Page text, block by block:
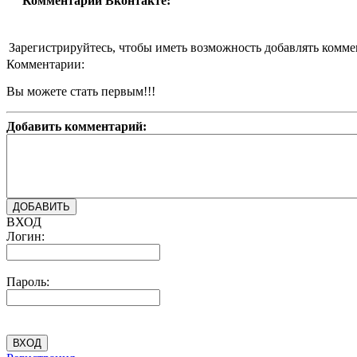
Зарегистрируйтесь, чтобы иметь возможность добавлять
Комментарии:
Вы можете стать первым!!!
Добавить комментарий:
ВХОД
Логин:
Пароль: